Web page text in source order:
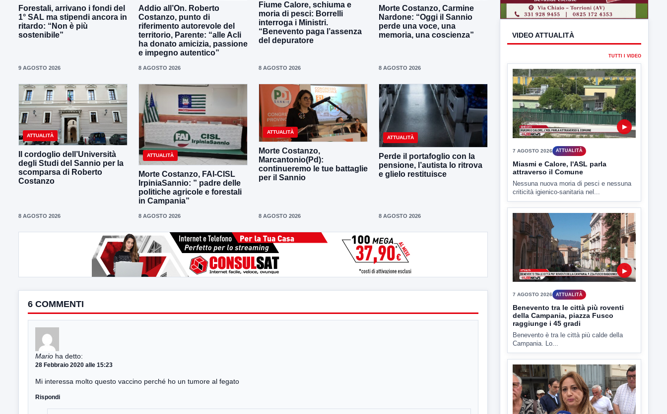
Forestali, arrivano i fondi del
1° SAL ma stipendi ancora in
ritardo: “Non è più
sostenibile”
9 AGOSTO 2026
Addio all’On. Roberto
Costanzo, punto di
riferimento autorevole del
territorio, Parente: “alle Acli
ha donato amicizia, passione
e impegno autentico”
8 AGOSTO 2026
Fiume Calore, schiuma e
moria di pesci: Borrelli
interroga i Ministri.
“Benevento paga l’assenza
del depuratore
8 AGOSTO 2026
Morte Costanzo, Carmine
Nardone: “Oggi il Sannio
perde una voce, una
memoria, una coscienza”
8 AGOSTO 2026
ATTUALITÀ
Il cordoglio dell’Università
degli Studi del Sannio per la
scomparsa di Roberto
Costanzo
8 AGOSTO 2026
ATTUALITÀ
Morte Costanzo, FAI-CISL
IrpiniaSannio: ” padre delle
politiche agricole e forestali
in Campania”
8 AGOSTO 2026
ATTUALITÀ
Morte Costanzo,
Marcantonio(Pd):
continueremo le tue battaglie
per il Sannio
8 AGOSTO 2026
ATTUALITÀ
Perde il portafoglio con la
pensione, l’autista lo ritrova
e glielo restituisce
8 AGOSTO 2026
6 COMMENTI
Mario ha detto:
28 Febbraio 2020 alle 15:23
Mi interessa molto questo vaccino perché ho un tumore al fegato
Rispondi
▶
7 AGOSTO 2026 ATTUALITÀ
Miasmi e Calore, l'ASL parla
attraverso il Comune
Nessuna nuova moria di pesci e nessuna
criticità igienico-sanitaria nel...
▶
7 AGOSTO 2026
Benevento tra le città più roventi
della Campania, piazza Fusco
raggiunge i 45 gradi
Benevento è tra le città più calde della
Campania. Lo...
▶
6 AGOSTO 2026 ATTUALITÀ
Miasmi, Comitati dal Prefetto: non
lasciateci soli